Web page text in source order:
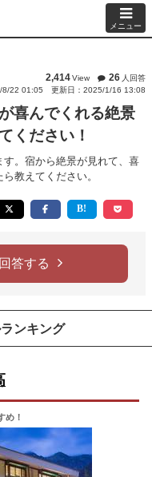
メニュー
2,414View 26 人回答
8/22 01:05
更新日：2025/1/16 13:08
喜んでくれる絶景
ください！
。宿から絶景が見れて、喜
教えてください。
答する
ンキング
め！